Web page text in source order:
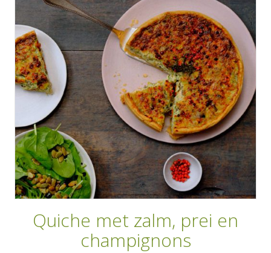
AANMELDEN
RECEPTEN
WEEKMENU'S
KOOKBOEKEN
Quiche met zalm, prei en
champignons